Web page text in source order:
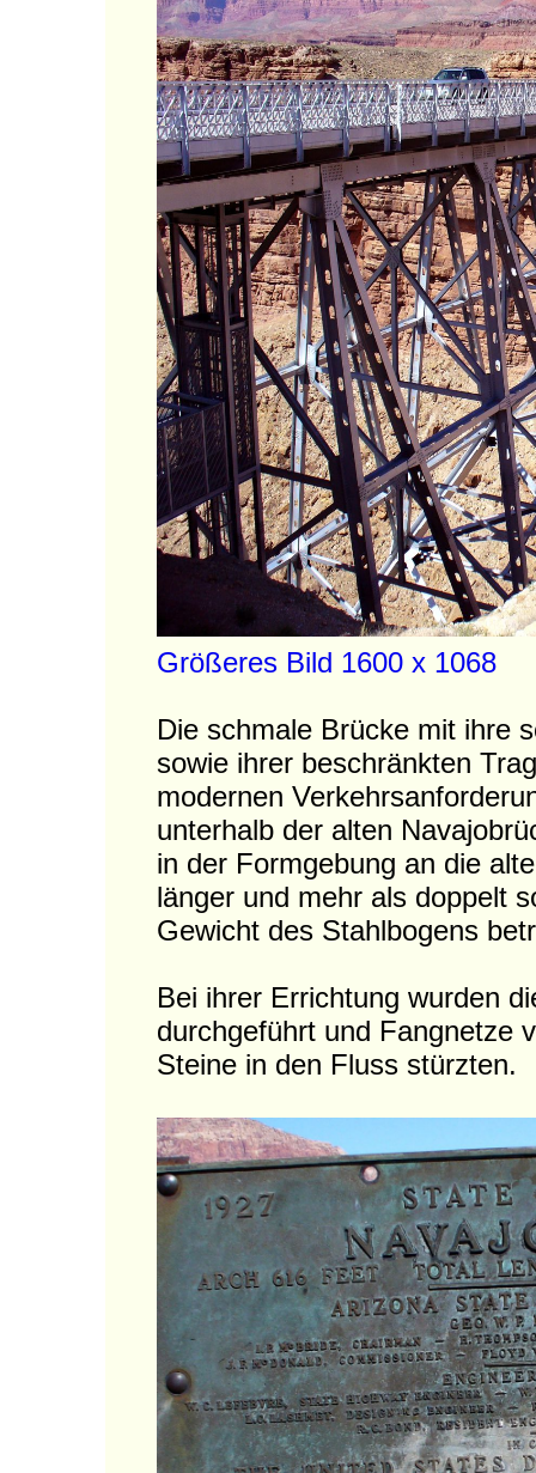
Größeres Bild 1600 x 1068
Die schmale Brücke mit ihre
sowie ihrer beschränkten
modernen
unterhalb der alten
in der Formgebung an die
länger und mehr als doppelt
Gewicht des Stahlbogens
Bei ihrer Errichtung wurden
durchgeführt und Fangnetze
Steine in den Fluss stürzten.